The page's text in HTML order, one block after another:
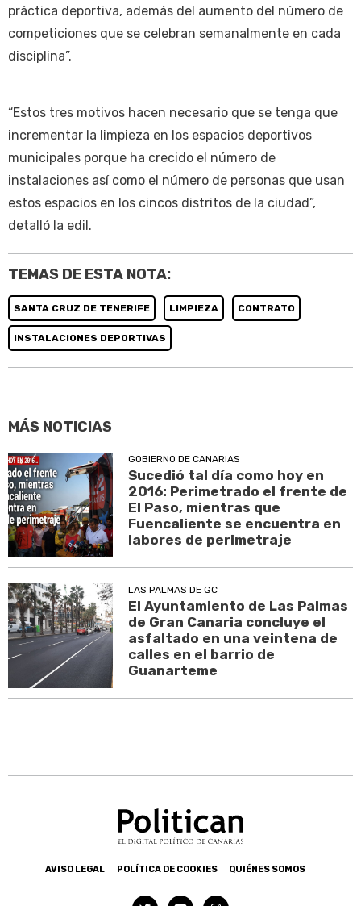
práctica deportiva, además del aumento del número de
competiciones que se celebran semanalmente en cada
disciplina”.
“Estos tres motivos hacen necesario que se tenga que
incrementar la limpieza en los espacios deportivos
municipales porque ha crecido el número de
instalaciones así como el número de personas que usan
estos espacios en los cincos distritos de la ciudad”,
detalló la edil.
TEMAS DE ESTA NOTA:
SANTA CRUZ DE TENERIFE LIMPIEZA CONTRATO
INSTALACIONES DEPORTIVAS
MÁS NOTICIAS
GOBIERNO DE CANARIAS
Sucedió tal día como hoy en
2016: Perimetrado el frente de
El Paso, mientras que
Fuencaliente se encuentra en
labores de perimetraje
LAS PALMAS DE GC
El Ayuntamiento de Las Palmas
de Gran Canaria concluye el
asfaltado en una veintena de
calles en el barrio de
Guanarteme
AVISO LEGAL POLÍTICA DE COOKIES QUIÉNES SOMOS